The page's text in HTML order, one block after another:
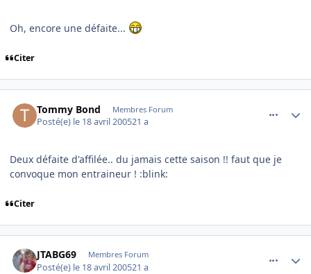
Oh, encore une défaite...
Citer
Tommy Bond Membres Forum
Posté(e) le 18 avril 200521 a
Deux défaite d'affilée.. du jamais cette saison !! faut que je
convoque mon entraineur ! :blink:
Citer
JTABG69 Membres Forum
Posté(e) le 18 avril 200521 a